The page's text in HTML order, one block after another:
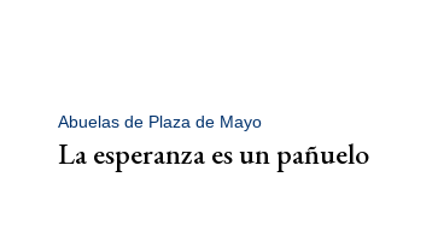
Abuelas de Plaza de Mayo
La esperanza es un pañuelo